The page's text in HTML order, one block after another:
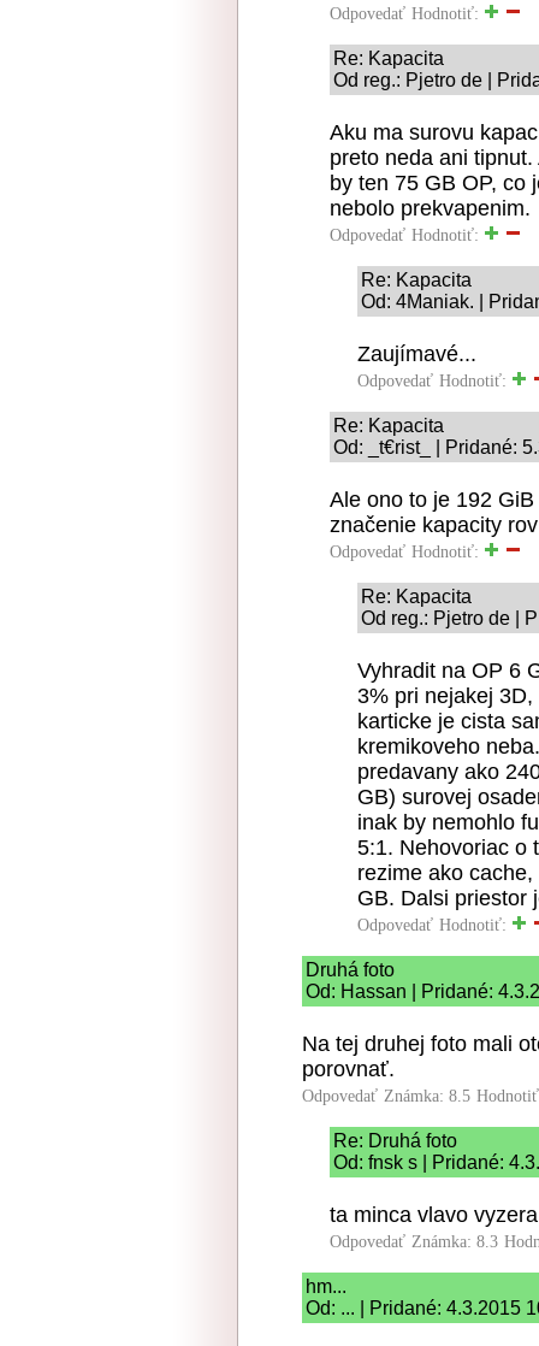
Odpovedať Hodnotiť:
Re: Kapacita
Od reg.: Pjetro de |
Aku ma surovu
preto neda ani
by ten 75 GB OP, co
nebolo prekvapenim.
Odpovedať Hodnotiť:
Re: Kapacita
Od: 4Maniak. |
Zaujímavé...
Odpovedať Hodnotiť:
Re: Kapacita
Od: _t€rist_ | Pridané:
Ale ono to je 192
značenie kapacity
Odpovedať Hodnotiť:
Re: Kapacita
Od reg.: Pjetro de |
Vyhradit na OP 6
3% pri nejakej
karticke je cista
kremikoveho
predavany ako
GB) surovej
inak by nemohlo
5:1. Nehovoriac o
rezime ako
GB. Dalsi priestor
Odpovedať Hodnotiť:
Druhá foto
Od: Hassan | Pridané:
Na tej druhej foto mali
porovnať.
Odpovedať Známka: 8.5
Re: Druhá foto
Od: fnsk s | Pridané:
ta minca vlavo
Odpovedať Známka: 8.3
hm...
Od: ... | Pridané: 4.3.2015